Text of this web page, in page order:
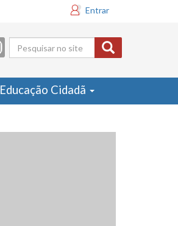
Entrar
Formulário
de busca
Educação Cidadã